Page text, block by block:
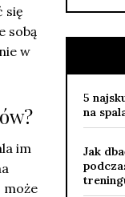
się
sobą
w
im
może
5
na
Jak